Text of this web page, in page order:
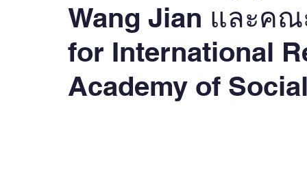
Research Articles Policy Briefs
OBOR Monitor East & Southeast Asia Monitor
Wang Jian และค
for International
Academy of